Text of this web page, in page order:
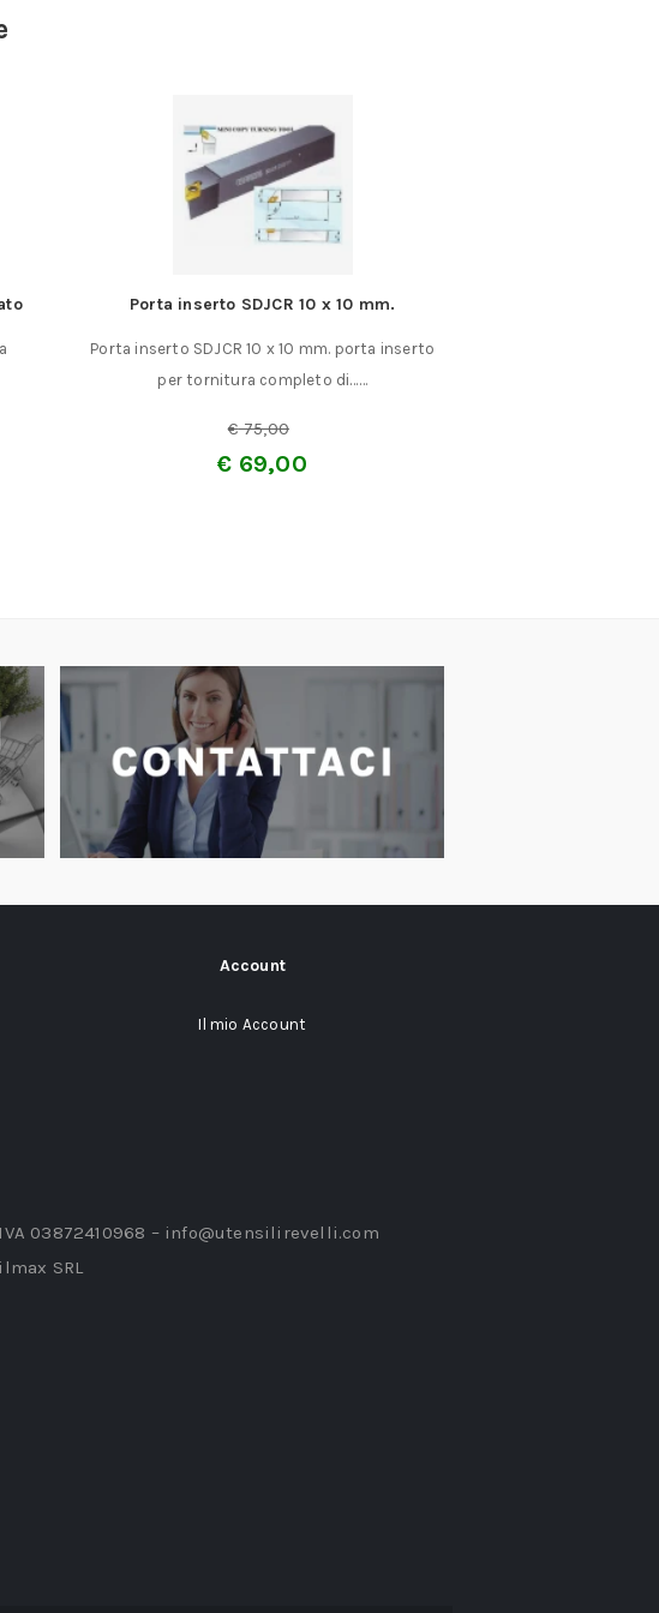
Porta inserto SDJCR 10 x 10 mm.
Porta inserto SDJCR 10 x 10 mm. porta inserto
per tornitura completo di……
€75,00
€ 69,00
Account
Il mio Account
03872410968 – info@utensilirevelli.com
SRL